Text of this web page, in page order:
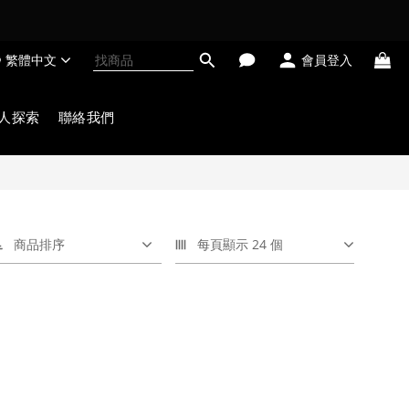
繁體中文 會員登入
探索 聯絡我們
商品排序 每頁顯示 24 個